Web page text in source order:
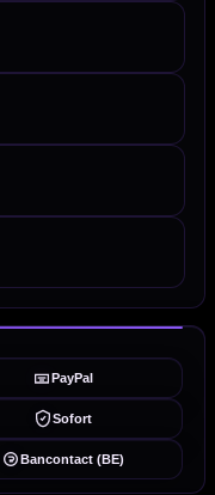
PayPal
Sofort
Bancontact (BE)